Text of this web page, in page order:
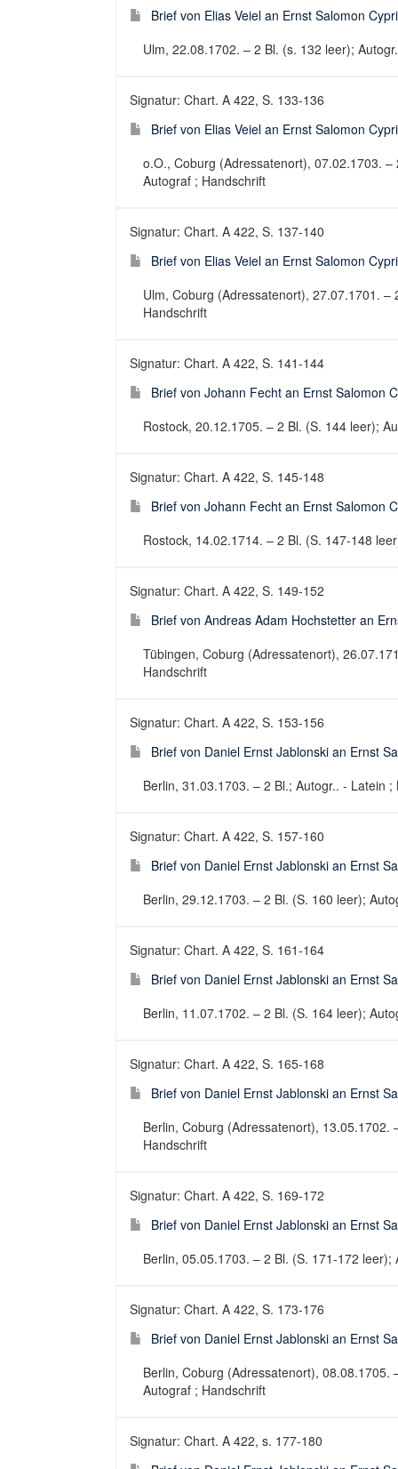
Brief von Elias Veiel an Ernst Salomon
Ulm, 22.08.1702. – 2 Bl. (s. 132 leer);
Signatur: Chart. A 422, S. 133-136
Brief von Elias Veiel an Ernst Salomon
o.O., Coburg (Adressatenort), 07.02.1703.
Autograf ; Handschrift
Signatur: Chart. A 422, S. 137-140
Brief von Elias Veiel an Ernst Salomon
Ulm, Coburg (Adressatenort), 27.07.1701.
Handschrift
Signatur: Chart. A 422, S. 141-144
Brief von Johann Fecht an Ernst Salomon
Rostock, 20.12.1705. – 2 Bl. (S. 144 leer);
Signatur: Chart. A 422, S. 145-148
Brief von Johann Fecht an Ernst Salomon
Rostock, 14.02.1714. – 2 Bl. (S. 147-148
Signatur: Chart. A 422, S. 149-152
Brief von Andreas Adam Hochstetter an
Tübingen, Coburg (Adressatenort),
Handschrift
Signatur: Chart. A 422, S. 153-156
Brief von Daniel Ernst Jablonski an Ernst
Berlin, 31.03.1703. – 2 Bl.; Autogr.. - Latein
Signatur: Chart. A 422, S. 157-160
Brief von Daniel Ernst Jablonski an Ernst
Berlin, 29.12.1703. – 2 Bl. (S. 160 leer);
Signatur: Chart. A 422, S. 161-164
Brief von Daniel Ernst Jablonski an Ernst
Berlin, 11.07.1702. – 2 Bl. (S. 164 leer);
Signatur: Chart. A 422, S. 165-168
Brief von Daniel Ernst Jablonski an Ernst
Berlin, Coburg (Adressatenort),
Handschrift
Signatur: Chart. A 422, S. 169-172
Brief von Daniel Ernst Jablonski an Ernst
Berlin, 05.05.1703. – 2 Bl. (S. 171-172
Signatur: Chart. A 422, S. 173-176
Brief von Daniel Ernst Jablonski an Ernst
Berlin, Coburg (Adressatenort),
Autograf ; Handschrift
Signatur: Chart. A 422, s. 177-180